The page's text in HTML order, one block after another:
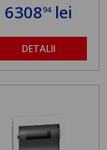
630894lei
DETALII